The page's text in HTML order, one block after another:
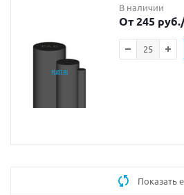
В наличии
От 245 руб.
Показать